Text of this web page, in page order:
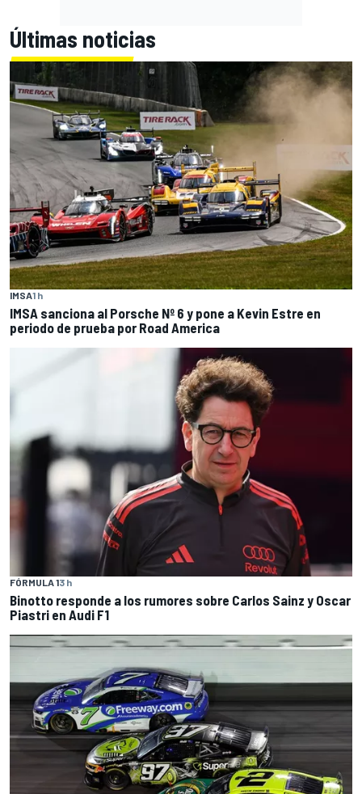
Últimas noticias
IMSA1 h
IMSA sanciona al Porsche Nº 6 y pone a Kevin Estre en
periodo de prueba por Road America
FÓRMULA 13 h
Binotto responde a los rumores sobre Carlos Sainz y Oscar
Piastri en Audi F1